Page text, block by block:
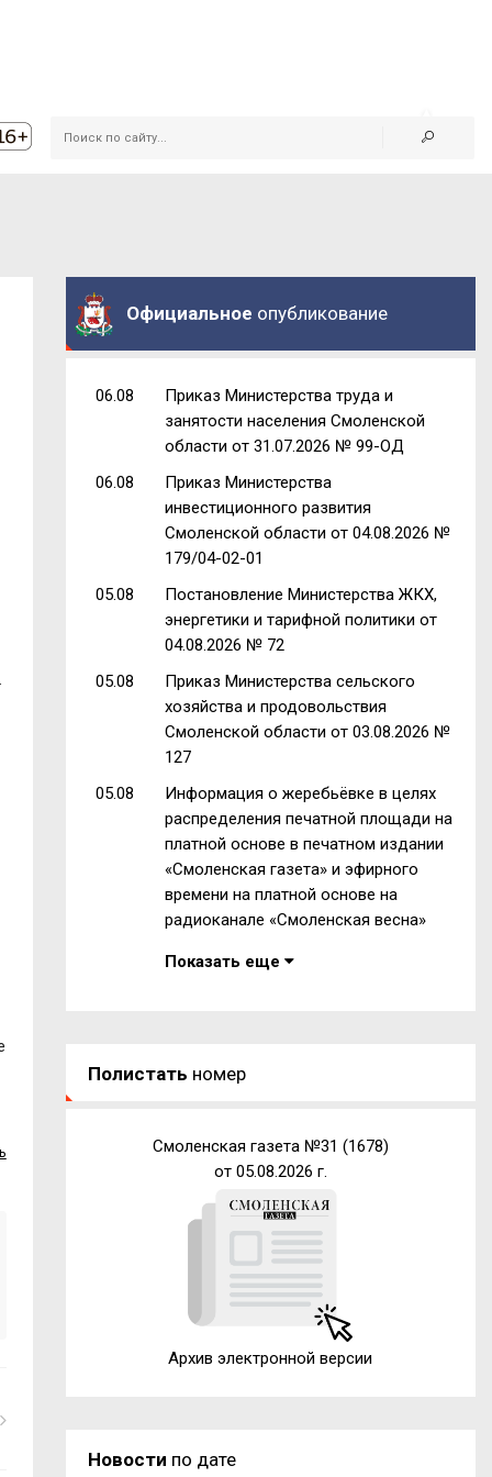
Официальное опубликование
06.08
Приказ Министерства труда и
занятости населения Смоленской
области от 31.07.2026 № 99-ОД
06.08
Приказ Министерства
инвестиционного развития
Смоленской области от 04.08.2026 №
179/04-02-01
05.08
Постановление Министерства ЖКХ,
энергетики и тарифной политики от
04.08.2026 № 72
05.08
Приказ Министерства сельского
хозяйства и продовольствия
Смоленской области от 03.08.2026 №
127
05.08
Информация о жеребьёвке в целях
распределения печатной площади на
платной основе в печатном издании
«Смоленская газета» и эфирного
времени на платной основе на
радиоканале «Смоленская весна»
Показать еще
Полистать номер
Смоленская газета №31 (1678)
от 05.08.2026 г.
Архив электронной версии
Новости по дате